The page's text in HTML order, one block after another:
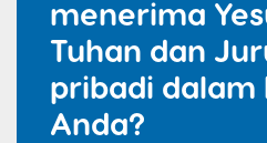
menerima
Tuhan dan
pribadi dalam
Anda?